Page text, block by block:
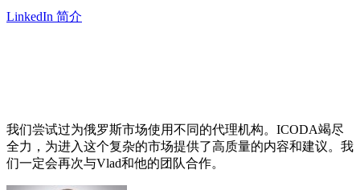
LinkedIn 简介
我们尝试过为俄罗斯市场使用不同的代理机构。ICODA竭尽
全力，为进入这个复杂的市场提供了高质量的内容和建议。我
们一定会再次与Vlad和他的团队合作。